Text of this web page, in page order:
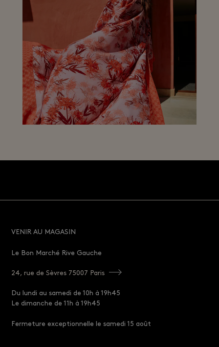
VENIR AU MAGASIN
Le Bon Marché Rive Gauche
24, rue de Sèvres 75007 Paris
Du lundi au samedi de 10h à 19h45
Le dimanche de 11h à 19h45
Fermeture exceptionnelle le samedi 15 août